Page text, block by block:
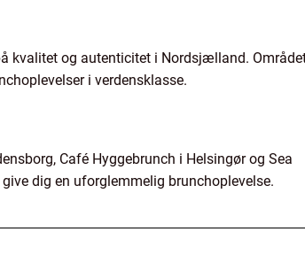
kvalitet og autenticitet i Nordsjælland.
i verdensklasse.
Café Hyggebrunch i Helsingør og Sea
dig en uforglemmelig brunchoplevelse.